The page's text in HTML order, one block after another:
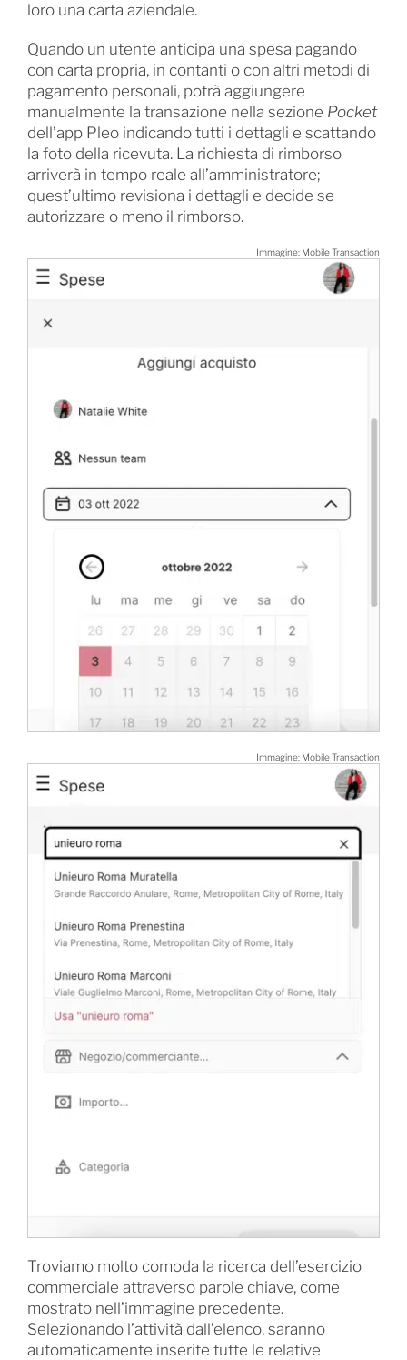
loro una carta aziendale.
Quando un utente anticipa una spesa pagando
con carta propria, in contanti o con altri metodi di
pagamento personali, potrà aggiungere
manualmente la transazione nella sezione Pocket
dell’app Pleo indicando tutti i dettagli e scattando
la foto della ricevuta. La richiesta di rimborso
arriverà in tempo reale all’amministratore;
quest’ultimo revisiona i dettagli e decide se
autorizzare o meno il rimborso.
Immagine: Mobile Transaction
Immagine: Mobile Transaction
Troviamo molto comoda la ricerca dell’esercizio
commerciale attraverso parole chiave, come
mostrato nell’immagine precedente.
Selezionando l’attività dall’elenco, saranno
automaticamente inserite tutte le relative